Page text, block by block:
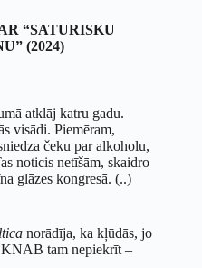
“SATURISKU
(2024)
atklāj katru gadu.
visādi. Piemēram,
čeku par alkoholu,
noticis netīšām, skaidro
glāzes kongresā. (..)
norādīja, ka kļūdās, jo
KNAB tam nepiekrīt –